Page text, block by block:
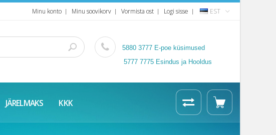
Minu konto Minu soovikorv Vormista ost Logi sisse EST
5880 3777 E-poe küsimused
5777 7775 Esindus ja Hooldus
JÄRELMAKS KKK